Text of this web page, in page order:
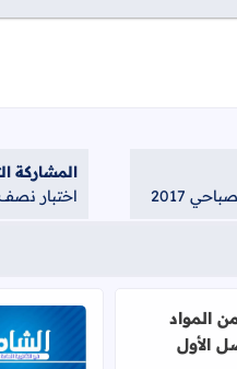
2017
المشاركة
اختبار
المواد للصف الثالث لنهاية الفصل
المواد
الأول